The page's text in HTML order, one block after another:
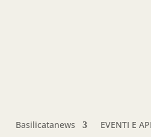
Basilicatanews EVENTI E